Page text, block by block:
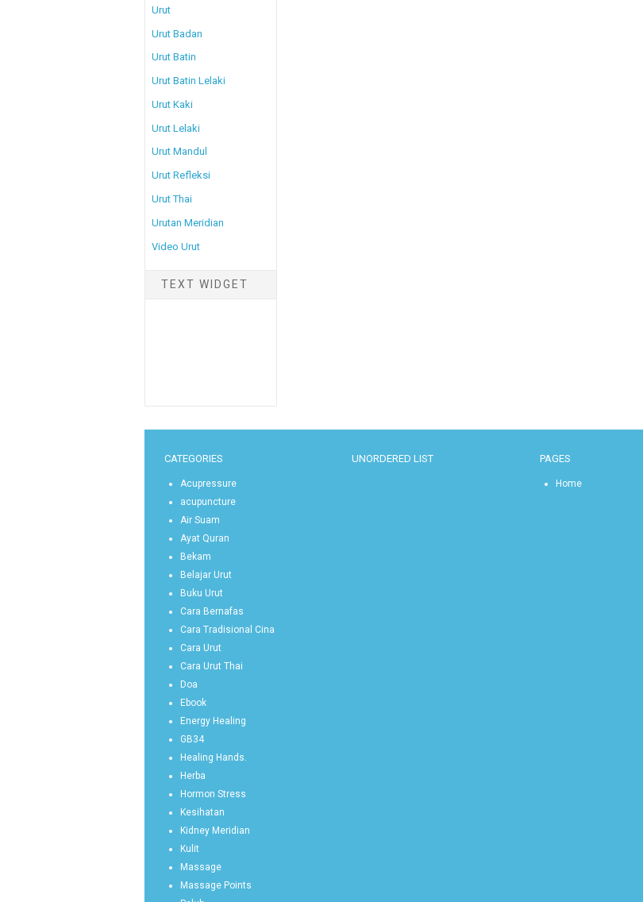
Urut
Urut Badan
Urut Batin
Urut Batin Lelaki
Urut Kaki
Urut Lelaki
Urut Mandul
Urut Refleksi
Urut Thai
Urutan Meridian
Video Urut
TEXT WIDGET
CATEGORIES
Acupressure
acupuncture
Air Suam
Ayat Quran
Bekam
Belajar Urut
Buku Urut
Cara Bernafas
Cara Tradisional Cina
Cara Urut
Cara Urut Thai
Doa
Ebook
Energy Healing
GB34
Healing Hands.
Herba
Hormon Stress
Kesihatan
Kidney Meridian
Kulit
Massage
Massage Points
UNORDERED LIST PAGES
Home